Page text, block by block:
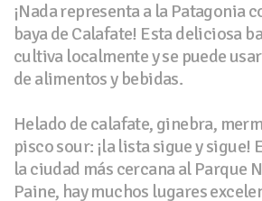
¡Nada representa a la Patagonia
baya de Calafate! Esta deliciosa
cultiva localmente y se puede
de alimentos y bebidas.
Helado de calafate, ginebra,
pisco sour: ¡la lista sigue y sigue!
la ciudad más cercana al Parque
Paine, hay muchos lugares